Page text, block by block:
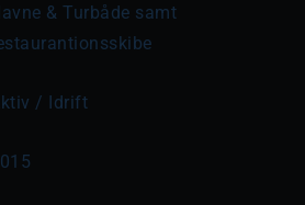
& Turbåde samt
/ Idrift